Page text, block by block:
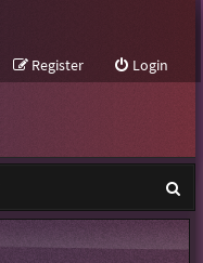
Login
Register
e
a